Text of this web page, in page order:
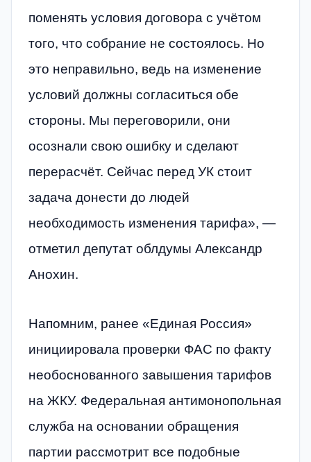
поменять условия договора с учётом
того, что собрание не состоялось. Но
это неправильно, ведь на изменение
условий должны согласиться обе
стороны. Мы переговорили, они
осознали свою ошибку и сделают
перерасчёт. Сейчас перед УК стоит
задача донести до людей
необходимость изменения тарифа», —
отметил депутат облдумы Александр
Анохин.
Напомним, ранее «Единая Россия»
инициировала проверки ФАС по факту
необоснованного завышения тарифов
на ЖКУ. Федеральная антимонопольная
служба на основании обращения
партии рассмотрит все подобные